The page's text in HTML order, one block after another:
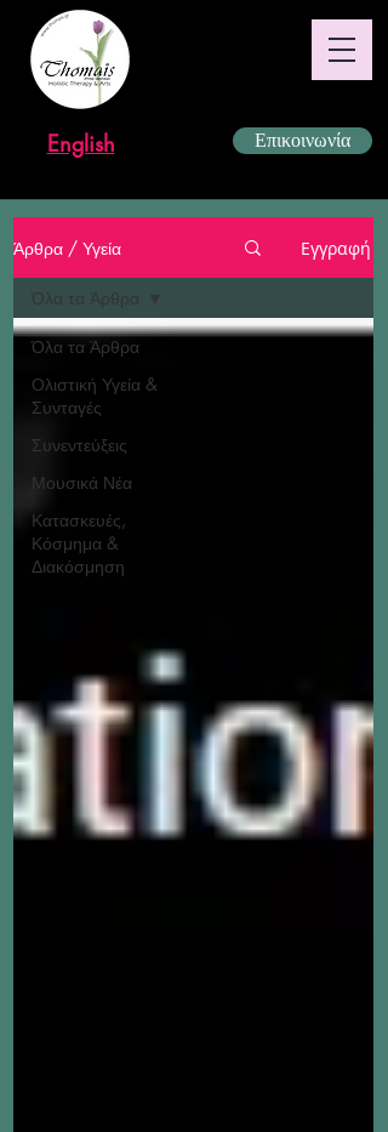
English Επικοινωνία
Άρθρα / Υγεία Εγγραφή
Όλα τα Άρθρα
Ολιστική Υγεία &
Συνταγές
Συνεντεύξεις
Μουσικά Νέα
Κατασκευές,
Κόσμημα &
Διακόσμηση
Όλα τα Άρθρα